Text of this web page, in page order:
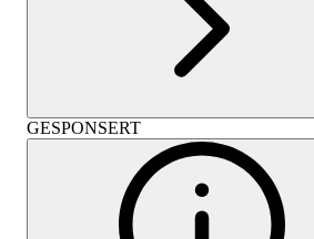
GESPONSERT